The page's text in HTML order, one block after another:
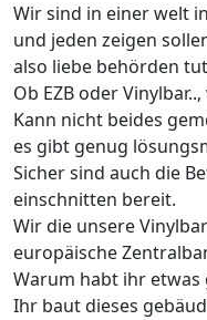
Wir sind in einer welt
und jeden zeigen
also liebe behörden
Ob EZB oder
Kann nicht beides
es gibt genug
Sicher sind auch die
einschnitten bereit.
Wir die unsere
europäische
Warum habt ihr etwas
Ihr baut dieses